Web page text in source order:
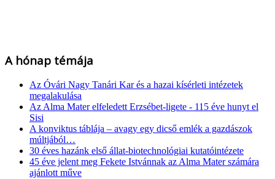
A hónap témája
Az Óvári Nagy Tanári Kar és a hazai kísérleti intézetek
megalakulása
Az Alma Mater elfeledett Erzsébet-ligete - 115 éve hunyt el
Sisi
A konviktus táblája – avagy egy dicső emlék a gazdászok
múltjából…
30 éves hazánk első állat-biotechnológiai kutatóintézete
45 éve jelent meg Fekete Istvánnak az Alma Mater számára
ajánlott műve